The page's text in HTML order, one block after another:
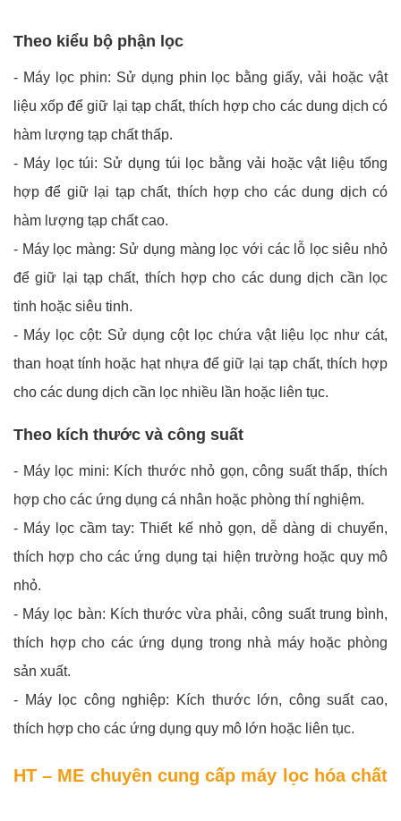
Theo kiểu bộ phận lọc
- Máy lọc phin: Sử dụng phin lọc bằng giấy, vải hoặc vật
liệu xốp để giữ lại tạp chất, thích hợp cho các dung dịch có
hàm lượng tạp chất thấp.
- Máy lọc túi: Sử dụng túi lọc bằng vải hoặc vật liệu tổng
hợp để giữ lại tạp chất, thích hợp cho các dung dịch có
hàm lượng tạp chất cao.
- Máy lọc màng: Sử dụng màng lọc với các lỗ lọc siêu nhỏ
để giữ lại tạp chất, thích hợp cho các dung dịch cần lọc
tinh hoặc siêu tinh.
- Máy lọc cột: Sử dụng cột lọc chứa vật liệu lọc như cát,
than hoạt tính hoặc hạt nhựa để giữ lại tạp chất, thích hợp
cho các dung dịch cần lọc nhiều lần hoặc liên tục.
Theo kích thước và công suất
- Máy lọc mini: Kích thước nhỏ gọn, công suất thấp, thích
hợp cho các ứng dụng cá nhân hoặc phòng thí nghiệm.
- Máy lọc cầm tay: Thiết kế nhỏ gọn, dễ dàng di chuyển,
thích hợp cho các ứng dụng tại hiện trường hoặc quy mô
nhỏ.
- Máy lọc bàn: Kích thước vừa phải, công suất trung bình,
thích hợp cho các ứng dụng trong nhà máy hoặc phòng
sản xuất.
- Máy lọc công nghiệp: Kích thước lớn, công suất cao,
thích hợp cho các ứng dụng quy mô lớn hoặc liên tục.
HT – ME chuyên cung cấp máy lọc hóa chất